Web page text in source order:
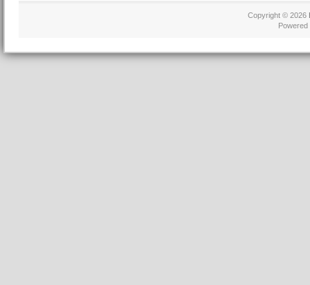
Copyright © 2026